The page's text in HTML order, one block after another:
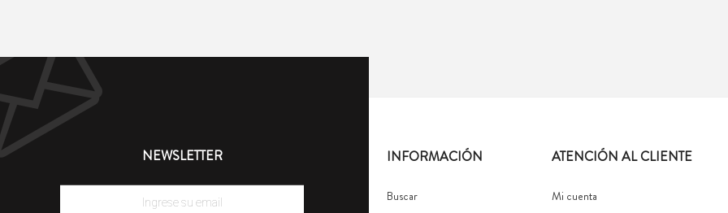
NEWSLETTER INFORMACIÓN
Buscar
ATENCIÓN AL CLIENTE
Mi cuenta